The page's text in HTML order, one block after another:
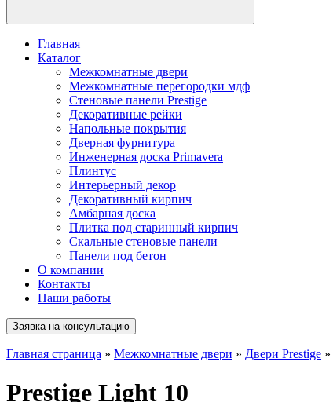
Главная
Каталог
Межкомнатные двери
Межкомнатные перегородки мдф
Стеновые панели Prestige
Декоративные рейки
Напольные покрытия
Дверная фурнитура
Инженерная доска Primavera
Плинтус
Интерьерный декор
Декоративный кирпич
Амбарная доска
Плитка под старинный кирпич
Скальные стеновые панели
Панели под бетон
О компании
Контакты
Наши работы
Заявка на консультацию
Главная страница » Межкомнатные двери » Двери Prestige »
Prestige Light 10